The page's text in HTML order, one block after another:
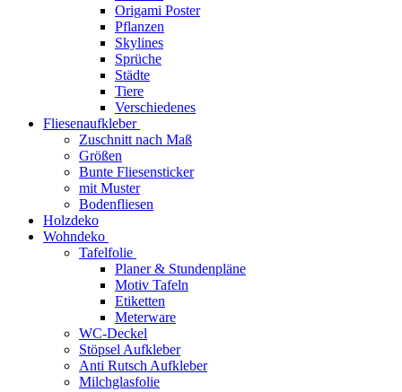
Origami Poster
Pflanzen
Skylines
Sprüche
Städte
Tiere
Verschiedenes
Fliesenaufkleber
Zuschnitt nach Maß
Größen
Bunte Fliesensticker
mit Muster
Bodenfliesen
Holzdeko
Wohndeko
Tafelfolie
Planer & Stundenpläne
Motiv Tafeln
Etiketten
Meterware
WC-Deckel
Stöpsel Aufkleber
Anti Rutsch Aufkleber
Milchglasfolie